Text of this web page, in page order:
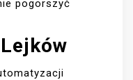
pogorszyć